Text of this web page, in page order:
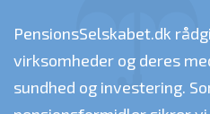
PensionsSelskabet.dk
virksomheder og deres
sundhed og investering.